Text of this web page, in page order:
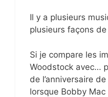
Il y a plusieurs
plusieurs façons de
Si je compare les
Woodstock avec…
de l’anniversaire
lorsque Bobby